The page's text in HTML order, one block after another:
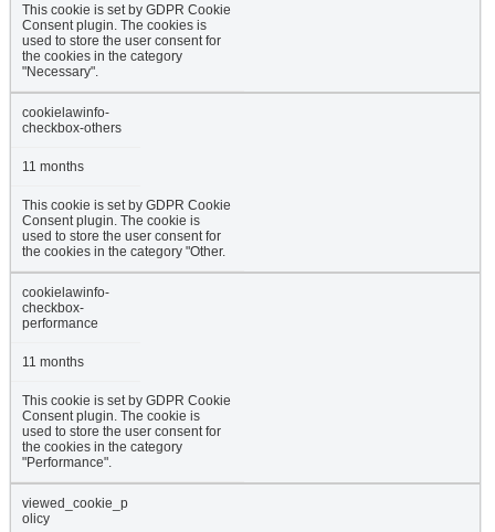
This cookie is set by GDPR Cookie
Consent plugin. The cookies is
used to store the user consent for
the cookies in the category
"Necessary".
cookielawinfo-
checkbox-others
11 months
This cookie is set by GDPR Cookie
Consent plugin. The cookie is
used to store the user consent for
the cookies in the category "Other.
cookielawinfo-
checkbox-
performance
11 months
This cookie is set by GDPR Cookie
Consent plugin. The cookie is
used to store the user consent for
the cookies in the category
"Performance".
viewed_cookie_p
olicy